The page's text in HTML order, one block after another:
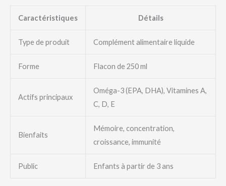
Caractéristiques Détails
Type de produit Complément alimentaire liquide
Forme Flacon de 250 ml
Actifs principaux
Oméga-3 (EPA, DHA), Vitamines A,
C, D, E
Bienfaits
Mémoire, concentration,
croissance, immunité
Public Enfants à partir de 3 ans